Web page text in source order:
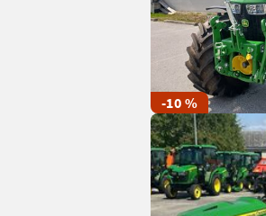
-10 %